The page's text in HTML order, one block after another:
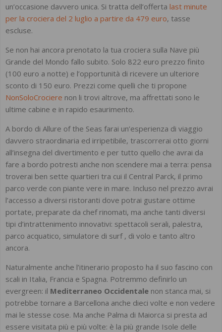
un’occasione davvero unica. Si tratta dell’offerta last minute
per la crociera del 2 luglio a partire da 479 euro, tasse
escluse.
Se non hai ancora prenotato la tua crociera sulla Nave più
Grande del Mondo fallo subito. Solo 822 euro prezzo finito
(100 euro a notte) e l’opportunità di ricevere un ulteriore
sconto di 150 euro. Prezzi come quelli che ti propone
NonSoloCrociere non li trovi altrove, ma affrettati sono le
ultime cabine e in rapido esaurimento.
A bordo di Allure of the Seas farai un’esperienza di viaggio
davvero straordinaria ed irripetibile, trascorrerai otto giorni
all’insegna del divertimento e per tutto quello che avrai da
fare a bordo potresti anche non scendere mai a terra: pensa
troverai ben sette quartieri tra cui il Central Parck, il primo
parco verde con piante vere in mare. Incluso nel prezzo avrai
l’accesso a diversi ristoranti dove potrai gustare ottime
portate, preparate da chef rinomati, ma anche tanti diversi
tipi d’intrattenimento innovativi: spettacoli serali, palestra,
parco acquatico, simulatore di surf , di volo e tanto altro
ancora.
Naturalmente anche l’itinerario proposto ha il suo fascino con
scali in Italia, Francia e Spagna. Potremmo definirlo un
evergreen: il Mediterraneo Occidentale non stanca mai, si
potrebbe tornare a Barcellona anche dieci volte e non vedere
mai le stesse cose. Ma anche Palma di Maiorca si presta ad
essere visitata più e più volte: è la più grande Isole delle